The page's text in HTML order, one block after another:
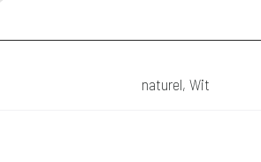
naturel, Wit